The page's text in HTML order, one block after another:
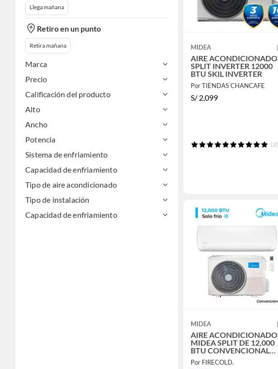
Llega mañana
Retiro en un punto
Retira mañana
Marca
Precio
Calificación del producto
Alto
Ancho
Potencia
Sistema de enfriamiento
Capacidad de enfriamiento
Tipo de aire acondicionado
Tipo de instalación
Capacidad de enfriamiento
MIDEA
AIRE ACONDICIONADO
SPLIT INVERTER 12000
BTU SKIL INVERTER
Por TIENDAS CHANCAFE
S/ 2,099
(2)
MIDEA
AIRE ACONDICIONADO
MIDEA SPLIT DE 12,000
BTU CONVENCIONAL
FRIO SOLO
Por FIRECOLD.